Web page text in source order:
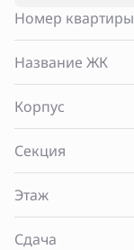
Номер квартиры
Название ЖК
Корпус
Секция
Этаж
Сдача